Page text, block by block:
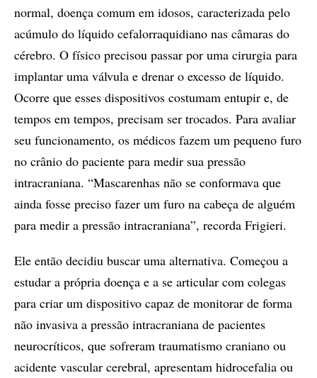
normal, doença comum em idosos, caracterizada pelo
acúmulo do líquido cefalorraquidiano nas câmaras do
cérebro. O físico precisou passar por uma cirurgia para
implantar uma válvula e drenar o excesso de líquido.
Ocorre que esses dispositivos costumam entupir e, de
tempos em tempos, precisam ser trocados. Para avaliar
seu funcionamento, os médicos fazem um pequeno furo
no crânio do paciente para medir sua pressão
intracraniana. “Mascarenhas não se conformava que
ainda fosse preciso fazer um furo na cabeça de alguém
para medir a pressão intracraniana”, recorda Frigieri.
Ele então decidiu buscar uma alternativa. Começou a
estudar a própria doença e a se articular com colegas
para criar um dispositivo capaz de monitorar de forma
não invasiva a pressão intracraniana de pacientes
neurocríticos, que sofreram traumatismo craniano ou
acidente vascular cerebral, apresentam hidrocefalia ou